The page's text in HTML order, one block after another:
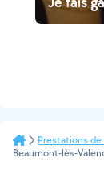
Prestations
Beaumont-lès-